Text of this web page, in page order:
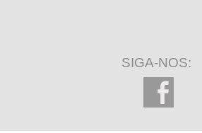
SIGA-NOS: